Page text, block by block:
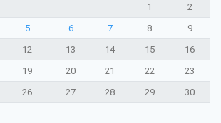
1
2
5 6 7 8
9
12 13 14 15
16
19 20 21 22
23
26 27 28 29
30